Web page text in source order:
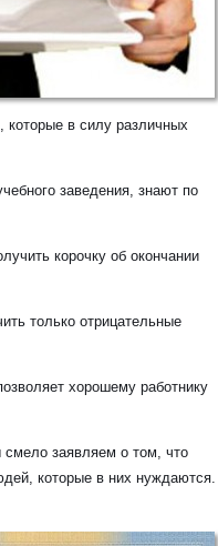
в силу различных
заведения, знают по
корочку об окончании
только отрицательные
хорошему работнику
заявляем о том, что
которые в них нуждаются.